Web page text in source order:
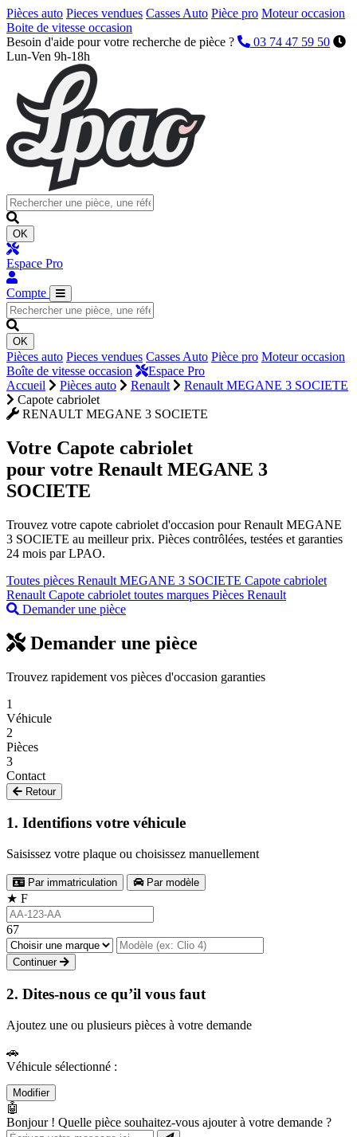
Pièces auto Pieces vendues Casses Auto Pièce pro Moteur occasion
Boite de vitesse occasion
Besoin d'aide pour votre recherche de pièce ?
03 74 47 59 50
Lun-Ven 9h-18h
OK
Espace Pro
Compte
OK
Pièces auto Pieces vendues Casses Auto Pièce pro Moteur occasion
Boîte de vitesse occasion
Espace Pro
Accueil
Pièces auto Renault
Renault MEGANE 3 SOCIETE
Capote cabriolet
RENAULT MEGANE 3 SOCIETE
Votre Capote cabriolet
pour votre Renault MEGANE 3
SOCIETE
Trouvez votre capote cabriolet d'occasion pour Renault MEGANE
3 SOCIETE au meilleur prix. Pièces contrôlées, testées et garanties
24 mois par LPAO.
Toutes pièces Renault MEGANE 3 SOCIETE Capote cabriolet
Renault Capote cabriolet toutes marques Pièces Renault
Demander une pièce
Demander une pièce
Trouvez rapidement vos pièces d'occasion garanties
1
Véhicule
2
Pièces
3
Contact
Retour
1. Identifions votre véhicule
Saisissez votre plaque ou choisissez manuellement
Par immatriculation Par modèle
★ F
67
Continuer
2. Dites-nous ce qu’il vous faut
Ajoutez une ou plusieurs pièces à votre demande
🚗
Véhicule sélectionné :
Modifier
🤖
Bonjour ! Quelle pièce souhaitez-vous ajouter à votre demande ?